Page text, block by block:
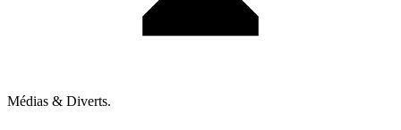
Médias & Diverts.